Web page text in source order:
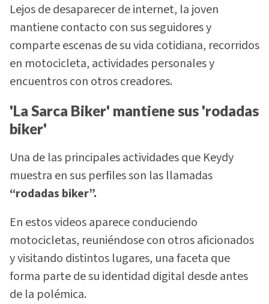
Lejos de desaparecer de internet, la joven
mantiene contacto con sus seguidores y
comparte escenas de su vida cotidiana, recorridos
en motocicleta, actividades personales y
encuentros con otros creadores.
'La Sarca Biker' mantiene sus 'rodadas
biker'
Una de las principales actividades que Keydy
muestra en sus perfiles son las llamadas
“rodadas biker”.
En estos videos aparece conduciendo
motocicletas, reuniéndose con otros aficionados
y visitando distintos lugares, una faceta que
forma parte de su identidad digital desde antes
de la polémica.